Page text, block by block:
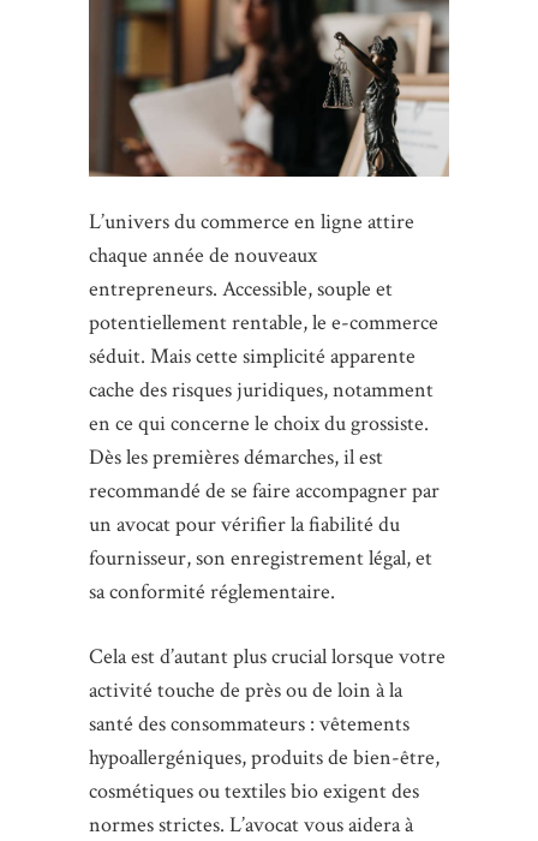
L’univers du commerce en ligne attire
chaque année de nouveaux
entrepreneurs. Accessible, souple et
potentiellement rentable, le e-commerce
séduit. Mais cette simplicité apparente
cache des risques juridiques, notamment
en ce qui concerne le choix du grossiste.
Dès les premières démarches, il est
recommandé de se faire accompagner par
un avocat pour vérifier la fiabilité du
fournisseur, son enregistrement légal, et
sa conformité réglementaire.
Cela est d’autant plus crucial lorsque votre
activité touche de près ou de loin à la
santé des consommateurs : vêtements
hypoallergéniques, produits de bien-être,
cosmétiques ou textiles bio exigent des
normes strictes. L’avocat vous aidera à